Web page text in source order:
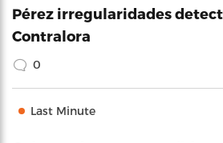
Pérez irregularidades
Contralora
0
Last Minute